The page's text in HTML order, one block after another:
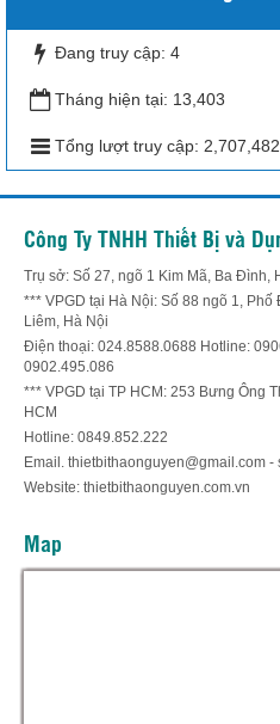
Đang truy cập: 4
Tháng hiện tại: 13,403
Tổng lượt truy cập: 2,707,482
Công Ty TNHH Thiết Bị và
Trụ sở: Số 27, ngõ 1 Kim Mã, Ba Đình,
*** VPGD tại Hà Nội: Số 88 ngõ 1,
Liêm, Hà Nội
Điện thoại: 024.8588.0688 Hotline:
0902.495.086
*** VPGD tại TP HCM: 253 Bưng Ông
HCM
Hotline: 0849.852.222
Email. thietbithaonguyen@gmail.com
Website: thietbithaonguyen.com.vn
Map